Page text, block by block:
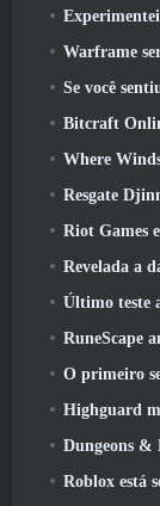
Experimentei o
Warframe será lançado
Se você sentiu que
Bitcraft
Where Winds Meet
Resgate Djinn
Riot Games
Revelada a
Último teste
RuneScape anuncia
O primeiro
Highguard
Dungeons & Dragons
Roblox está sendo